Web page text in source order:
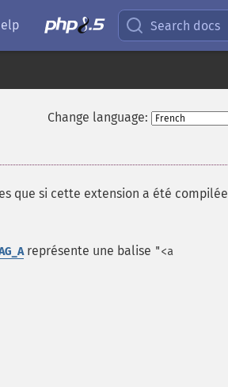
Search docs
Change language:
que si cette extension a été compilée
représente une balise "<a